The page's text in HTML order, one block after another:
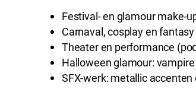
Festival- en glamour make-
Carnaval, cosplay en
Theater en performance
Halloween glamour:
SFX-werk: metallic